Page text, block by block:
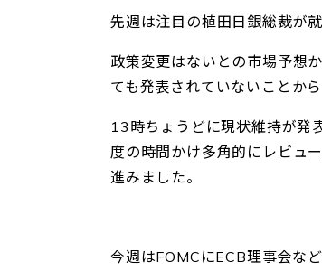
先週は注目の植田日銀総裁が
政策変更はないとの市場予想
ても発表されていないことか
13時ちょうどに現状維持が発
度の時間かけ多角的にレ ビュ
進みました。
今週はFOMCにECB理事会な